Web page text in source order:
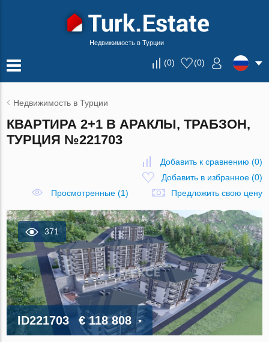
Недвижимость в Турции
(0) (0)
Недвижимость в Турции
КВАРТИРА 2+1 В АРАКЛЫ, ТРАБЗОН,
ТУРЦИЯ №221703
Добавить к сравнению (0)
Добавить в избранное(0)
Просмотренные (1)
Предложить свою цену
371
ID221703 € 118 808